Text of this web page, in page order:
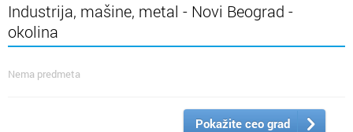
Industrija, mašine, metal - Novi Beograd -
okolina
Nema predmeta
Pokažite ceo grad